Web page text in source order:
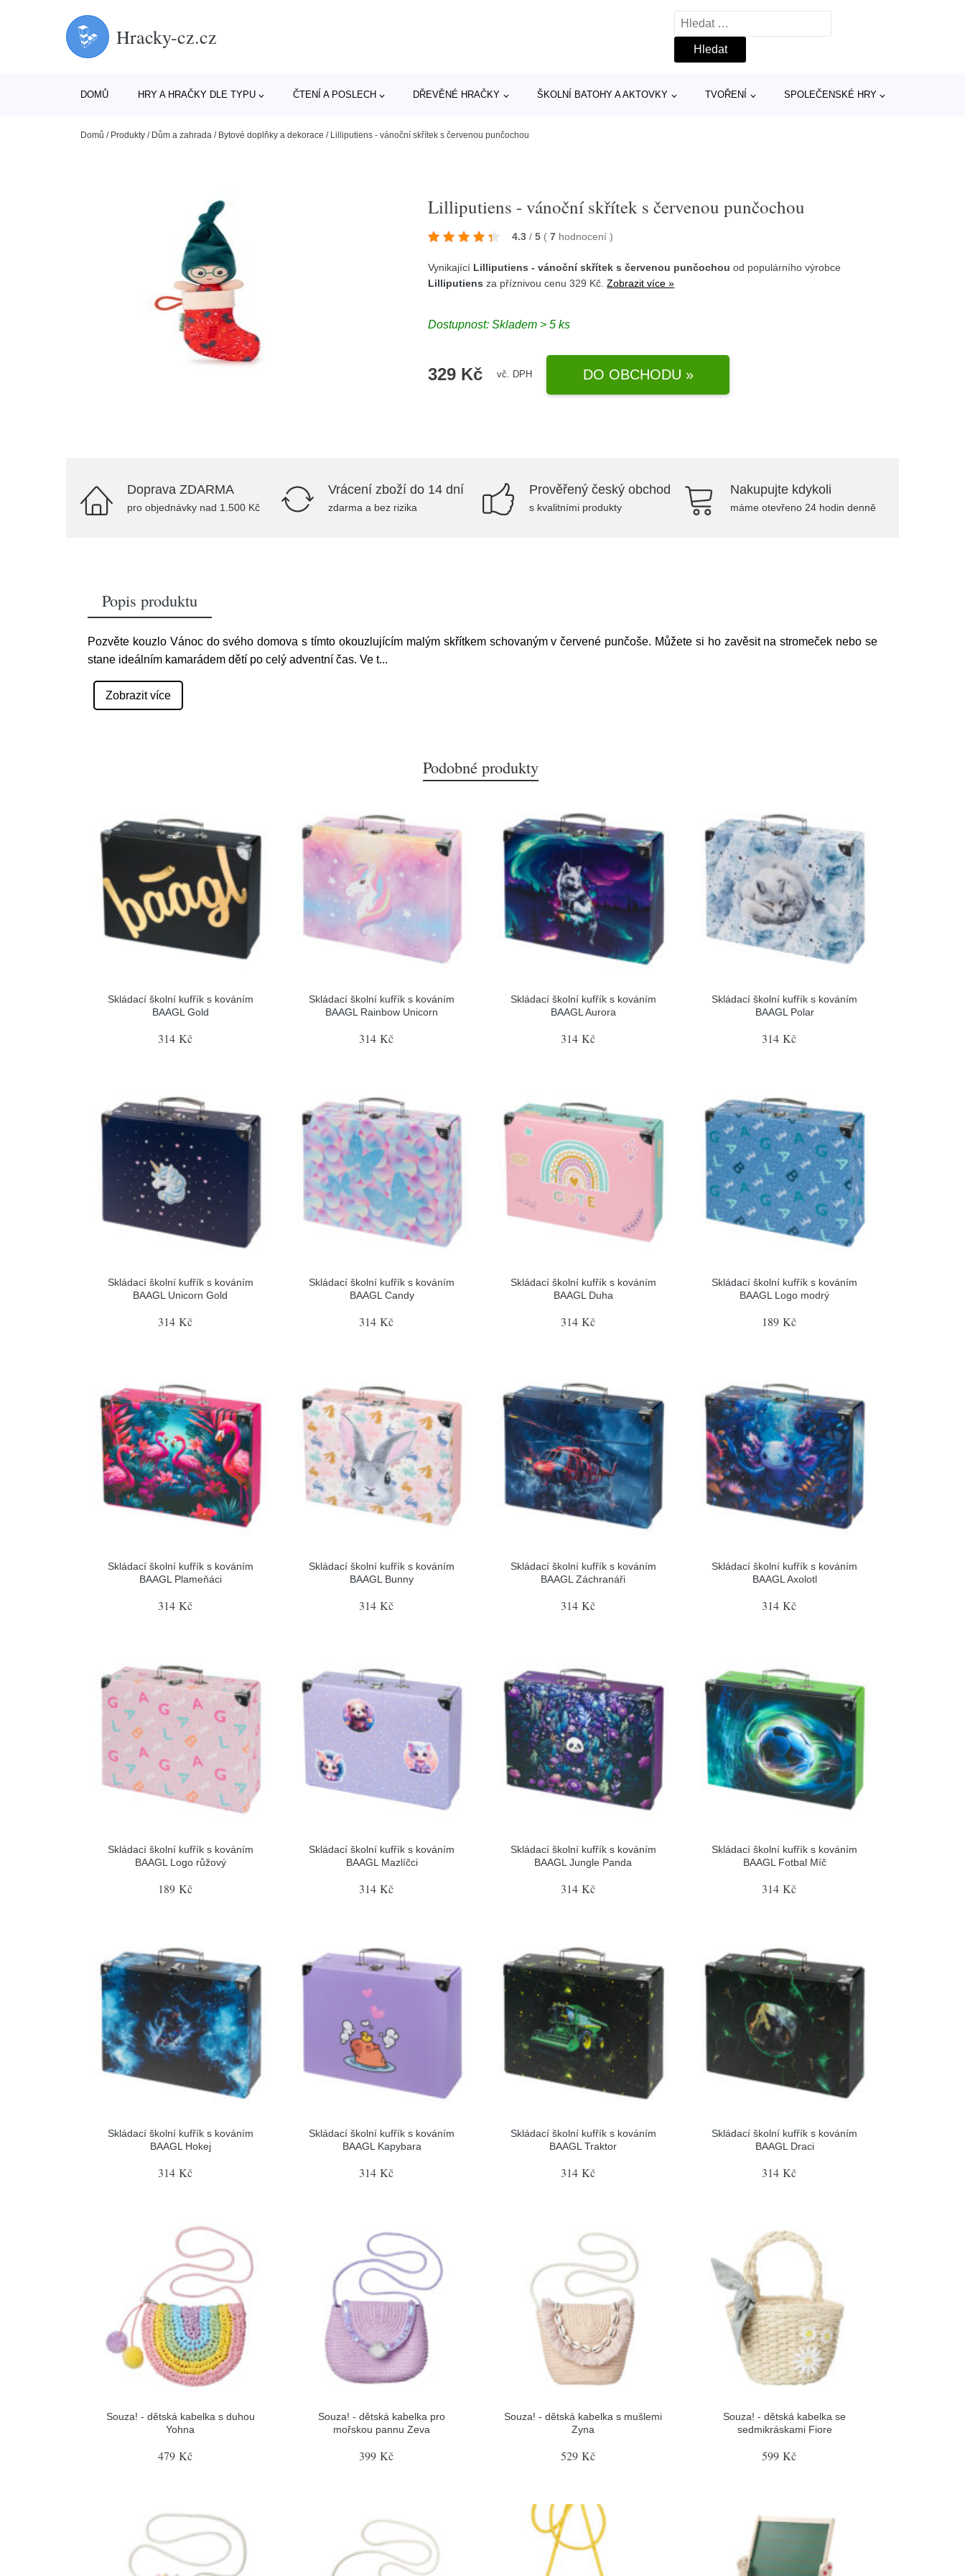
Hracky-cz.cz
Vyhledávání
DOMŮ HRY A HRAČKY DLE TYPU ČTENÍ A POSLECH DŘEVĚNÉ HRAČKY ŠKOLNÍ BATOHY A AKTOVKY TVOŘENÍ SPOLEČENSKÉ HRY
Domů / Produkty / Dům a zahrada / Bytové doplňky a dekorace / Lilliputiens - vánoční skřítek s červenou punčochou
Lilliputiens - vánoční skřítek s červenou punčochou
4.3 / 5 ( 7 hodnocení)
Vynikající Lilliputiens - vánoční skřítek s červenou punčochou od populárního výrobce
Lilliputiens za příznivou cenu 329 Kč.Zobrazit více »
Dostupnost: Skladem > 5 ks
329 Kč vč. DPH DO OBCHODU »
Doprava ZDARMA
pro objednávky nad 1.500 Kč
Vrácení zboží do 14 dní
zdarma a bez rizika
Prověřený český obchod
s kvalitními produkty
Nakupujte kdykoli
máme otevřeno 24 hodin denně
Popis produktu
Pozvěte kouzlo Vánoc do svého domova s tímto okouzlujícím malým skřítkem schovaným v červené punčoše. Můžete si ho zavěsit na stromeček nebo se
stane ideálním kamarádem dětí po celý adventní čas. Ve t...
Zobrazit více
Podobné produkty
Skládací školní kufřík s kováním
BAAGL Gold
314 Kč
Skládací školní kufřík s kováním
BAAGL Rainbow Unicorn
314 Kč
Skládací školní kufřík s kováním
BAAGL Aurora
314 Kč
Skládací školní kufřík s kováním
BAAGL Polar
314 Kč
Skládací školní kufřík s kováním
BAAGL Unicorn Gold
314 Kč
Skládací školní kufřík s kováním
BAAGL Candy
314 Kč
Skládací školní kufřík s kováním
BAAGL Duha
314 Kč
Skládací školní kufřík s kováním
BAAGL Logo modrý
189 Kč
Skládací školní kufřík s kováním
BAAGL Plameňáci
314 Kč
Skládací školní kufřík s kováním
BAAGL Bunny
314 Kč
Skládací školní kufřík s kováním
BAAGL Záchranáři
314 Kč
Skládací školní kufřík s kováním
BAAGL Axolotl
314 Kč
Skládací školní kufřík s kováním
BAAGL Logo růžový
189 Kč
Skládací školní kufřík s kováním
BAAGL Mazlíčci
314 Kč
Skládací školní kufřík s kováním
BAAGL Jungle Panda
314 Kč
Skládací školní kufřík s kováním
BAAGL Fotbal Míč
314 Kč
Skládací školní kufřík s kováním
BAAGL Hokej
314 Kč
Skládací školní kufřík s kováním
BAAGL Kapybara
314 Kč
Skládací školní kufřík s kováním
BAAGL Traktor
314 Kč
Skládací školní kufřík s kováním
BAAGL Draci
314 Kč
Souza! - dětská kabelka s duhou
Yohna
479 Kč
Souza! - dětská kabelka pro
mořskou pannu Zeva
399 Kč
Souza! - dětská kabelka s mušlemi
Zyna
529 Kč
Souza! - dětská kabelka se
sedmikráskami Fiore
599 Kč